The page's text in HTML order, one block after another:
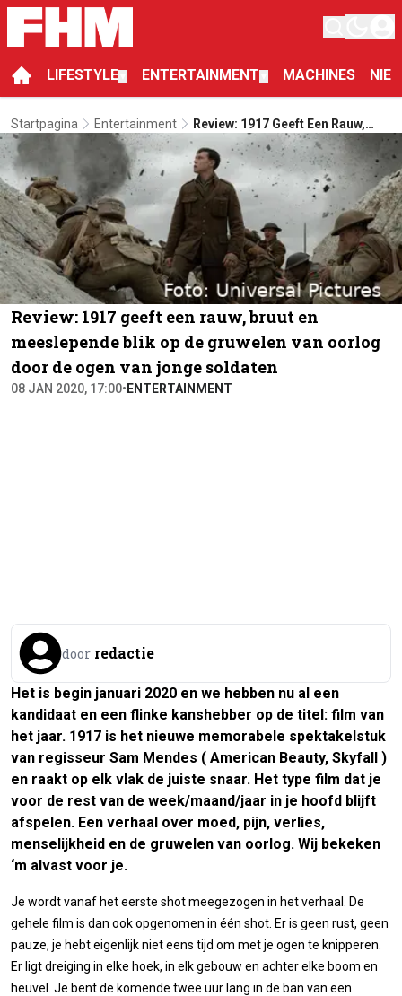
LIFESTYLE ENTERTAINMENT MACHINES
Startpagina Entertainment
Review: 1917 Geeft Een Rauw,
Bruut En Meeslepende Blik Op De
Gruwelen Van Oorlog Door De
Ogen Van Jonge Soldaten
Review: 1917 geeft een rauw, bruut en
meeslepende blik op de gruwelen van oorlog
door de ogen van jonge soldaten
08 JAN 2020, 17:00• ENTERTAINMENT
door redactie
Het is begin januari 2020 en we hebben nu al een
kandidaat en een flinke kanshebber op de titel: film van
het jaar. 1917 is het nieuwe memorabele spektakelstuk
van regisseur Sam Mendes ( American Beauty, Skyfall
)
en raakt op elk vlak de juiste snaar. Het type film dat je
voor de rest van de week/maand/jaar in je hoofd blijft
afspelen. Een verhaal over moed, pijn, verlies,
menselijkheid en de gruwelen van oorlog. Wij bekeken
‘m alvast voor je.
Je wordt vanaf het eerste shot meegezogen in het verhaal. De
gehele film is dan ook opgenomen in één shot. Er is geen rust, geen
pauze, je hebt eigenlijk niet eens tijd om met je ogen te knipperen.
Er ligt dreiging in elke hoek, in elk gebouw en achter elke boom en
heuvel. Je bent de komende twee uur lang in de ban van een